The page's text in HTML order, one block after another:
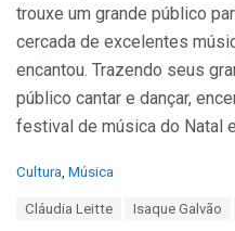
trouxe um grande público
cercada de excelentes
encantou. Trazendo seus
público cantar e dançar,
festival de música do Natal
C
Cultura, Música
Cláudia Leitte Isaque Galvão